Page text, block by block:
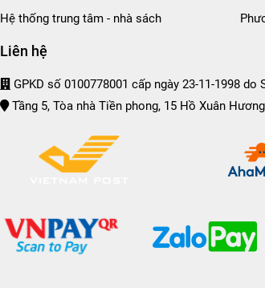
Hệ thống trung tâm - nhà sách
Liên hệ
GPKD số 0100778001 cấp ngày 23-11-1998 do
Tầng 5, Tòa nhà Tiền phong, 15 Hồ Xuân